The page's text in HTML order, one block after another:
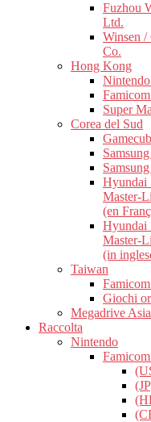
Fuzhou
Ltd.
Winsen
Co.
Hong Kong
Nintendo
Super
Corea del Sud
Hyundai
Master-
(en
Hyundai
Master-
(in
Taiwan
Giochi
Megadrive
Raccolta
Nintendo